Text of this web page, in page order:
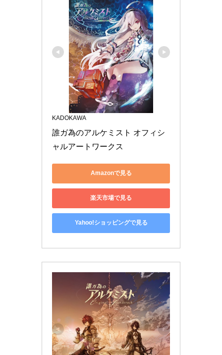
KADOKAWA
誰ガ為のアルケミスト オフィシ
ャルアートワークス
Amazonで見る
楽天市場で見る
Yahoo!ショッピングで見る